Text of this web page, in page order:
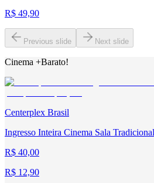
R$ 49,90
Previous slide Next slide
Cinema +Barato!
Centerplex Brasil
Ingresso Inteira Cinema Sala
R$ 40,00
R$ 12,90